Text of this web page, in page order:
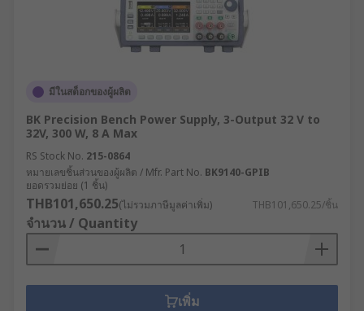
มีในสต็อกของผู้ผลิต
BK Precision Bench Power Supply, 3-Output 32 V to
32V, 300 W, 8 A Max
RS Stock No. 215-0864
หมายเลขชิ้นส่วนของผู้ผลิต / Mfr. Part No. BK9140-GPIB
ยอดรวมย่อย (1 ชิ้น)
THB101,650.25(ไม่รวมภาษีมูลค่าเพิ่ม) THB101,650.25/ชิ้น
จำนวน / Quantity
เพิ่ม